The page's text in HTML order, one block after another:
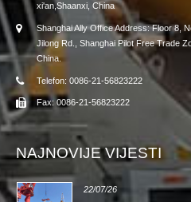
xi'an,Shaanxi, China
Shanghai Ally Office Address: Floor 8,
Jilong Rd., Shanghai Pilot Free Trade
China.
Telefon: 0086-21-56823222
Fax: 0086-21-56823222
NAJNOVIJE VIJESTI
22/07/26